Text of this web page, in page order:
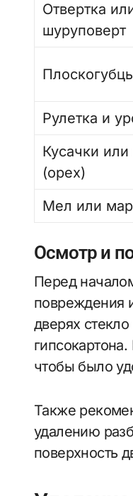
Отвертка
шуруповерт
Рулетка и
Кусачки
(орех)
Мел или
Осмотр и
Перед
повреждения
дверях
чтобы было
Также
удалению
поверхность